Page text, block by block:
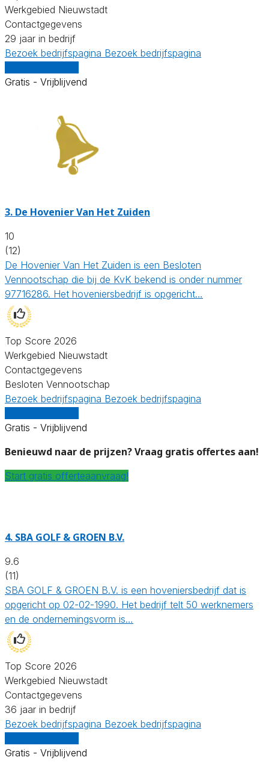
Werkgebied Nieuwstadt
Contactgegevens
29 jaar in bedrijf
Bezoek bedrijfspagina Bezoek bedrijfspagina
Gratis - Vrijblijvend
3. De Hovenier Van Het Zuiden
10
(12)
De Hovenier Van Het Zuiden is een Besloten
Vennootschap die bij de KvK bekend is onder nummer
97716286. Het hoveniersbedrijf is opgericht…
Top Score 2026
Werkgebied Nieuwstadt
Contactgegevens
Besloten Vennootschap
Bezoek bedrijfspagina Bezoek bedrijfspagina
Gratis - Vrijblijvend
Benieuwd naar de prijzen? Vraag gratis offertes aan!
Start gratis offerteaanvraag!
4. SBA GOLF & GROEN B.V.
9.6
(11)
SBA GOLF & GROEN B.V. is een hoveniersbedrijf dat is
opgericht op 02-02-1990. Het bedrijf telt 50 werknemers
en de ondernemingsvorm is…
Top Score 2026
Werkgebied Nieuwstadt
Contactgegevens
36 jaar in bedrijf
Bezoek bedrijfspagina Bezoek bedrijfspagina
Gratis - Vrijblijvend